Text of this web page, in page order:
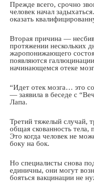
Прежде всего, срочно
человек начал
оказать
Вторая причина —
протяжении нескольких
жаропонижающего
появляются
начинающемся отеке
“Идет отек мозга… это
— заявила в беседе с
Лапа.
Третий тяжелый случай,
общая скованность
Это когда человек не
боку на бок.
Но специалисты снова
единичны, они могут
бояться вакцинации не